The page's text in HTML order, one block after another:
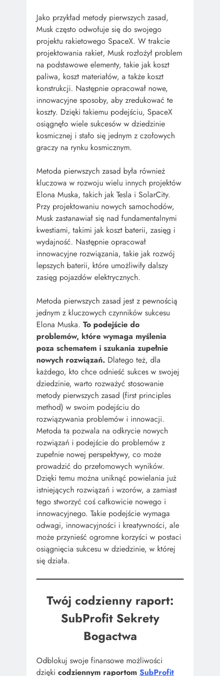
Jako przykład metody pierwszych zasad,
Musk często odwołuje się do swojego
projektu rakietowego SpaceX. W trakcie
projektowania rakiet, Musk rozłożył problem
na podstawowe elementy, takie jak koszt
paliwa, koszt materiałów, a także koszt
konstrukcji. Następnie opracował nowe,
innowacyjne sposoby, aby zredukować te
koszty. Dzięki takiemu podejściu, SpaceX
osiągnęło wiele sukcesów w dziedzinie
kosmicznej i stało się jednym z czołowych
graczy na rynku kosmicznym.
Metoda pierwszych zasad była również
kluczowa w rozwoju wielu innych projektów
Elona Muska, takich jak Tesla i SolarCity.
Przy projektowaniu nowych samochodów,
Musk zastanawiał się nad fundamentalnymi
kwestiami, takimi jak koszt baterii, zasięg i
wydajność. Następnie opracował
innowacyjne rozwiązania, takie jak rozwój
lepszych baterii, które umożliwiły dalszy
zasięg pojazdów elektrycznych.
Metoda pierwszych zasad jest z pewnością
jednym z kluczowych czynników sukcesu
Elona Muska. To podejście do
problemów, które wymaga myślenia
poza schematem i szukania zupełnie
nowych rozwiązań. Dlatego też, dla
każdego, kto chce odnieść sukces w swojej
dziedzinie, warto rozważyć stosowanie
metody pierwszych zasad (first principles
method) w swoim podejściu do
rozwiązywania problemów i innowacji.
Metoda ta pozwala na odkrycie nowych
rozwiązań i podejście do problemów z
zupełnie nowej perspektywy, co może
prowadzić do przełomowych wyników.
Dzięki temu można uniknąć powielania już
istniejących rozwiązań i wzorów, a zamiast
tego stworzyć coś całkowicie nowego i
innowacyjnego. Takie podejście wymaga
odwagi, innowacyjności i kreatywności, ale
może przynieść ogromne korzyści w postaci
osiągnięcia sukcesu w dziedzinie, w której
się działa.
Twój codzienny raport:
SubProfit Sekrety
Bogactwa
Odblokuj swoje finansowe możliwości
dzięki codziennym raportom SubProfit